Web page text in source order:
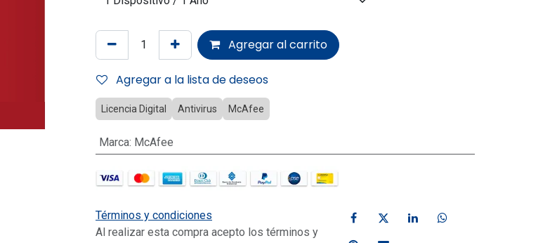
Agregar al carrito
Agregar a la lista de deseos
Licencia Digital Antivirus McAfee
Marca: McAfee
Términos y condiciones
Al realizar esta compra acepto los términos y